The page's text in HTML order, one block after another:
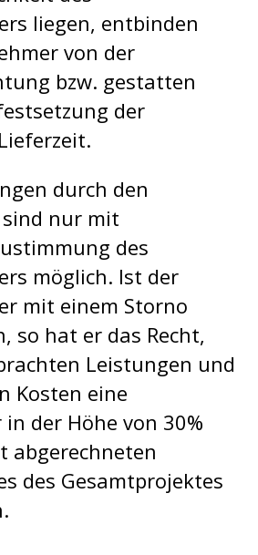
liegen, entbinden
von der
bzw. gestatten
der
durch den
nur mit
des
möglich. Ist der
mit einem Storno
so hat er das Recht,
Leistungen und
Kosten eine
der Höhe von 30%
abgerechneten
des Gesamtprojektes